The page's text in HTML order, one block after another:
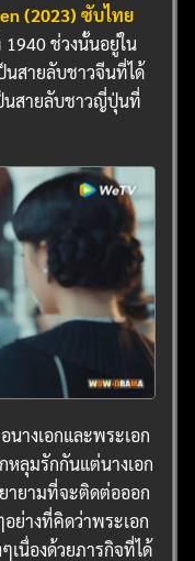
(2023) ซับไทย
1940 ช่วงนั้นอยู่ใน
นสายลับชาวจีนที่ได้
นสายลับชาวญี่ปุ่นที่
นางเอกและพระเอก
หลุมรักกันแต่นางเอก
ายามที่จะติดต่อออก
อย่างที่คิดว่าพระเอก
เนื่องด้วยภารกิจที่ได้